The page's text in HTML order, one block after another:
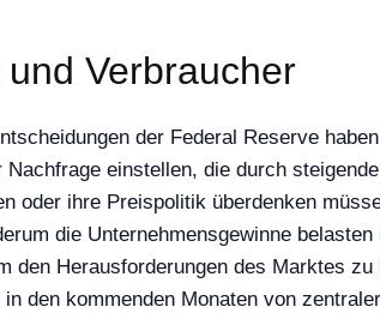
Verbraucher
der Federal Reserve
einstellen, die durch
oder ihre Preispolitik überdenken
die Unternehmensgewinne
den Herausforderungen des Marktes
den kommenden Monaten von